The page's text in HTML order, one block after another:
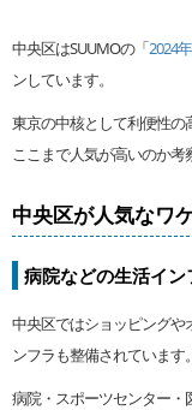
中央区はSUUMOの「2024
ンしています。
東京の中核として利便性
ここまで人気が高いのか考
中央区が人気なワ
病院などの生活イ
中央区ではショッピングや
ンフラも整備されています。
病院・スポーツセンター・